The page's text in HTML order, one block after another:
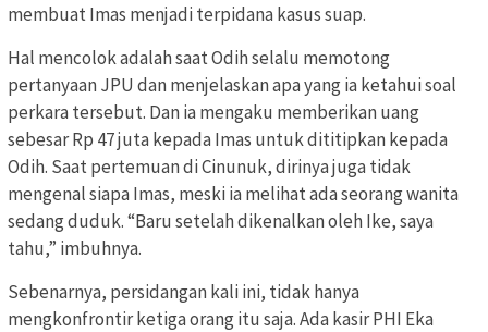
membuat Imas menjadi terpidana kasus suap.
Hal mencolok adalah saat Odih selalu memotong
pertanyaan JPU dan menjelaskan apa yang ia ketahui soal
perkara tersebut. Dan ia mengaku memberikan uang
sebesar Rp 47 juta kepada Imas untuk dititipkan kepada
Odih. Saat pertemuan di Cinunuk, dirinya juga tidak
mengenal siapa Imas, meski ia melihat ada seorang wanita
sedang duduk. “Baru setelah dikenalkan oleh Ike, saya
tahu,” imbuhnya.
Sebenarnya, persidangan kali ini, tidak hanya
mengkonfrontir ketiga orang itu saja. Ada kasir PHI Eka